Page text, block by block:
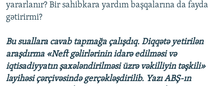
yararlanır? Bir sahibkara yardım başqalarına da fayda
gətirirmi?
Bu suallara cavab tapmağa çalışdıq. Diqqətə yetirilən
araşdırma «Neft gəlirlərinin idarə edilməsi və
iqtisadiyyatın şaxələndirilməsi üzrə vəkilliyin təşkili»
layihəsi çərçivəsində gerçəkləşdirilib. Yazı ABŞ-ın